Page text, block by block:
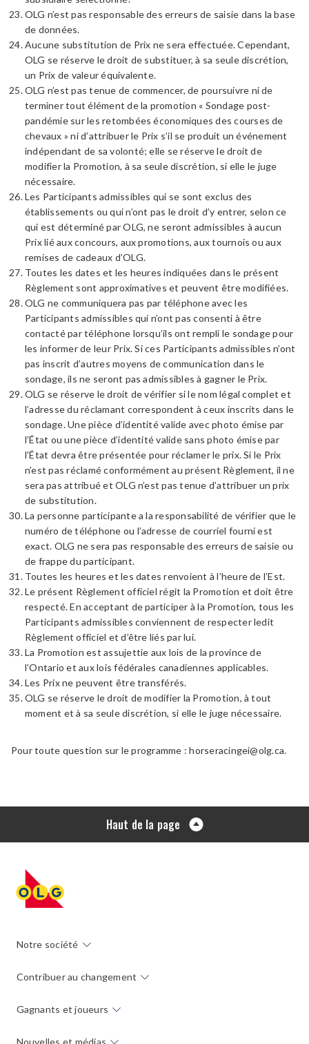
OLG n’est pas responsable des erreurs de saisie dans la base
de données.
Aucune substitution de Prix ne sera effectuée. Cependant,
OLG se réserve le droit de substituer, à sa seule discrétion,
un Prix de valeur équivalente.
OLG n’est pas tenue de commencer, de poursuivre ni de
terminer tout élément de la promotion « Sondage post-
pandémie sur les retombées économiques des courses de
chevaux » ni d’attribuer le Prix s’il se produit un événement
indépendant de sa volonté; elle se réserve le droit de
modifier la Promotion, à sa seule discrétion, si elle le juge
nécessaire.
Les Participants admissibles qui se sont exclus des
établissements ou qui n’ont pas le droit d’y entrer, selon ce
qui est déterminé par OLG, ne seront admissibles à aucun
Prix lié aux concours, aux promotions, aux tournois ou aux
remises de cadeaux d’OLG.
Toutes les dates et les heures indiquées dans le présent
Règlement sont approximatives et peuvent être modifiées.
OLG ne communiquera pas par téléphone avec les
Participants admissibles qui n’ont pas consenti à être
contacté par téléphone lorsqu’ils ont rempli le sondage pour
les informer de leur Prix. Si ces Participants admissibles n’ont
pas inscrit d’autres moyens de communication dans le
sondage, ils ne seront pas admissibles à gagner le Prix.
OLG se réserve le droit de vérifier si le nom légal complet et
l’adresse du réclamant correspondent à ceux inscrits dans le
sondage. Une pièce d’identité valide avec photo émise par
l’État ou une pièce d’identité valide sans photo émise par
l’État devra être présentée pour réclamer le prix. Si le Prix
n’est pas réclamé conformément au présent Règlement, il ne
sera pas attribué et OLG n’est pas tenue d’attribuer un prix
de substitution.
La personne participante a la responsabilité de vérifier que le
numéro de téléphone ou l’adresse de courriel fourni est
exact. OLG ne sera pas responsable des erreurs de saisie ou
de frappe du participant.
Toutes les heures et les dates renvoient à l’heure de l’Est.
Le présent Règlement officiel régit la Promotion et doit être
respecté. En acceptant de participer à la Promotion, tous les
Participants admissibles conviennent de respecter ledit
Règlement officiel et d’être liés par lui.
La Promotion est assujettie aux lois de la province de
l’Ontario et aux lois fédérales canadiennes applicables.
Les Prix ne peuvent être transférés.
OLG se réserve le droit de modifier la Promotion, à tout
moment et à sa seule discrétion, si elle le juge nécessaire.
Pour toute question sur le programme :horseracingei@olg.ca.
Haut de la page
Notre société
Contribuer au changement
Gagnants et joueurs
Nouvelles et médias